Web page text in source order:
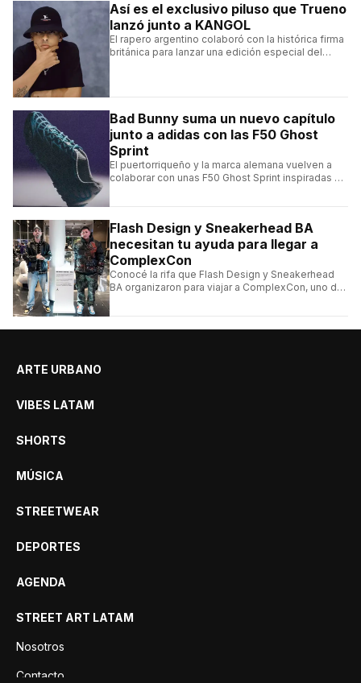
Así es el exclusivo piluso que Trueno
lanzó junto a KANGOL
El rapero argentino colaboró con la histórica firma
británica para lanzar una edición especial del
Bad Bunny suma un nuevo capítulo
junto a adidas con las F50 Ghost
Sprint
El puertorriqueño y la marca alemana vuelven a
colaborar con unas F50 Ghost Sprint inspiradas en
Flash Design y Sneakerhead BA
necesitan tu ayuda para llegar a
ComplexCon
Conocé la rifa que Flash Design y Sneakerhead
BA organizaron para viajar a ComplexCon, uno de
ARTE URBANO
VIBES LATAM
SHORTS
MÚSICA
STREETWEAR
DEPORTES
AGENDA
STREET ART LATAM
Nosotros
Contacto